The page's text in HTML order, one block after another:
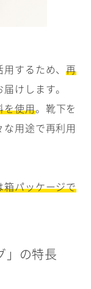
用するため、再
けします。
を使用。靴下を
用途で再利用
パッケージで
」の特長